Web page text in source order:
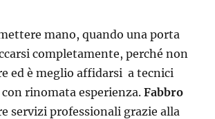
mano, quando una porta
completamente, perché non
ed è meglio affidarsi a tecnici
rinomata esperienza. Fabbro
servizi professionali grazie alla